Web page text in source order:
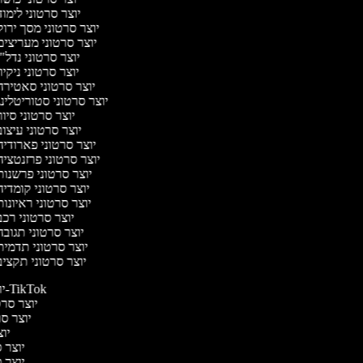
יוצר סרטוני
יוצר סרטוני מסך
יוצר סרטוני
יוצר סרטוני
יוצר סרטוני
יוצר סרטוני
יוצר סרטוני
יוצר סרטוני
יוצר סרטוני
יוצר סרטוני
יוצר סרטוני
יוצר סרטוני
יוצר סרטוני
יוצר סרטוני
יוצר סרטוני
יוצר סרטוני
יוצר סרטוני
יוצר סרטוני
יוצר סרטונים ל-TikTok
יוצר
יוצר
יוצר